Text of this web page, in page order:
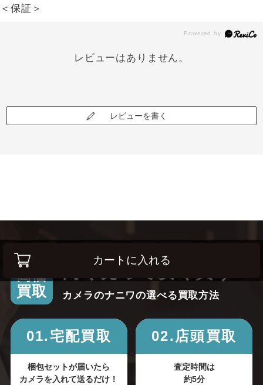
カートに入れる
＜保証＞
レビューはありません。
レビューを書く
高価
買取
カメラのナニワの選べる買取方法
01.宅配買取
梱包セットが届いたら
カメラを入れて送るだけ！
02.店頭買取
査定時間は
約5分